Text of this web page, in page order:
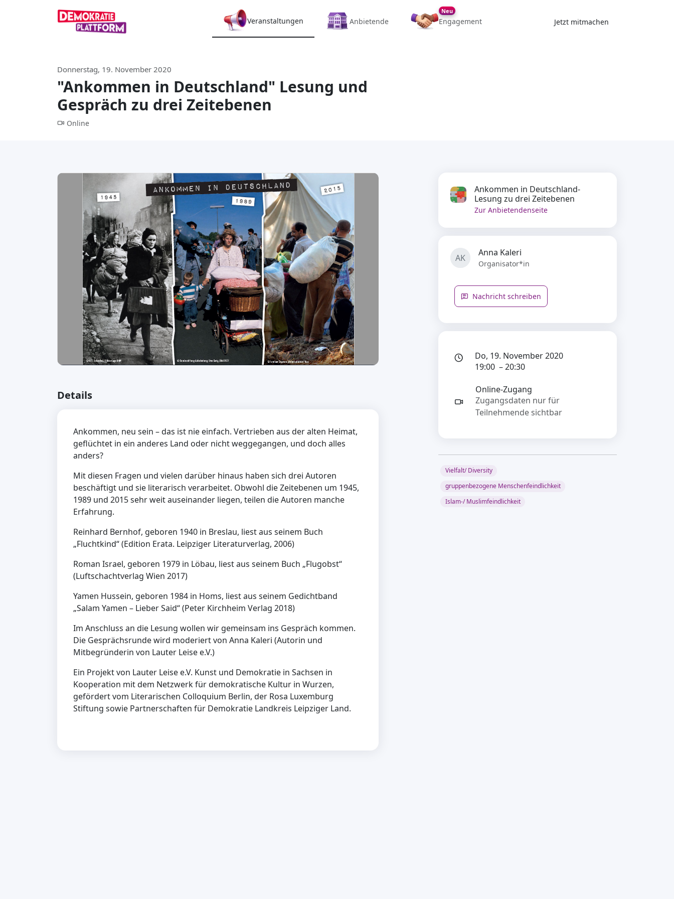
Veranstaltungen Anbietende Engagement
Neu
Jetzt mitmachen
Donnerstag, 19. November 2020
"Ankommen in Deutschland" Lesung und
Gespräch zu drei Zeitebenen
Online
Details
Ankommen, neu sein – das ist nie einfach. Vertrieben aus der alten Heimat,
geflüchtet in ein anderes Land oder nicht weggegangen, und doch alles
anders?
Mit diesen Fragen und vielen darüber hinaus haben sich drei Autoren
beschäftigt und sie literarisch verarbeitet. Obwohl die Zeitebenen um 1945,
1989 und 2015 sehr weit auseinander liegen, teilen die Autoren manche
Erfahrung.
Reinhard Bernhof, geboren 1940 in Breslau, liest aus seinem Buch
„Fluchtkind“ (Edition Erata. Leipziger Literaturverlag, 2006)
Roman Israel, geboren 1979 in Löbau, liest aus seinem Buch „Flugobst“
(Luftschachtverlag Wien 2017)
Yamen Hussein, geboren 1984 in Homs, liest aus seinem Gedichtband
„Salam Yamen – Lieber Said“ (Peter Kirchheim Verlag 2018)
Im Anschluss an die Lesung wollen wir gemeinsam ins Gespräch kommen.
Die Gesprächsrunde wird moderiert von Anna Kaleri (Autorin und
Mitbegründerin von Lauter Leise e.V.)
Ein Projekt von Lauter Leise e.V. Kunst und Demokratie in Sachsen in
Kooperation mit dem Netzwerk für demokratische Kultur in Wurzen,
gefördert vom Literarischen Colloquium Berlin, der Rosa Luxemburg
Stiftung sowie Partnerschaften für Demokratie Landkreis Leipziger Land.
Ankommen in Deutschland-
Lesung zu drei Zeitebenen
Zur Anbietendenseite
AK Anna Kaleri
Organisator*in
Nachricht schreiben
Do, 19. November 2020
19:00 – 20:30
Online-Zugang
Zugangsdaten nur für
Teilnehmende sichtbar
Vielfalt/ Diversity
gruppenbezogene Menschenfeindlichkeit
Islam-/ Muslimfeindlichkeit